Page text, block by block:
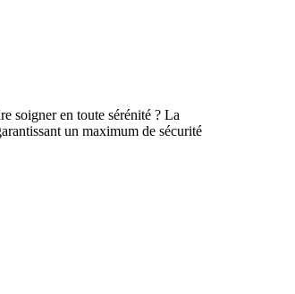
soigner en toute sérénité ? La
un maximum de sécurité